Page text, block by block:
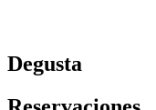
Degusta